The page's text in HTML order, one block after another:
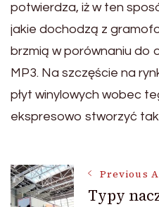
potwierdza, iż w ten
jakie dochodzą z
brzmią w porównaniu do
MP3. Na szczęście na
płyt winylowych wobec
ekspresowo stworzyć
Post
Previous
Typy